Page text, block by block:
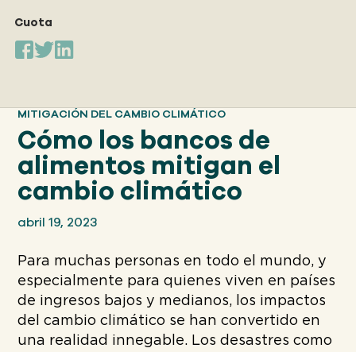
ENFOQUE
ACERCA
DE GFN
APOYE
DONACIONES
Cuota
MITIGACIÓN DEL CAMBIO CLIMÁTICO
Cómo los bancos de
alimentos mitigan el
cambio climático
abril 19, 2023
Para muchas personas en todo el mundo, y
especialmente para quienes viven en países
de ingresos bajos y medianos, los impactos
del cambio climático se han convertido en
una realidad innegable. Los desastres como